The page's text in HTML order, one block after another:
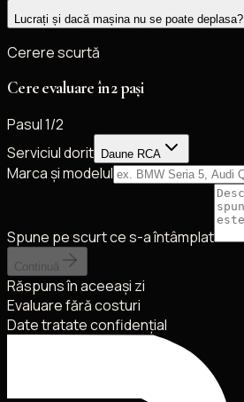
Lucrați și dacă mașina nu se poate deplasa?
Cerere scurtă
Cere evaluare în 2 pași
Pasul1/2
Serviciul dorit
Daune RCA
Marca și modelul
Spune pe scurt ce s-a întâmplat
Continuă
Răspuns în aceeași zi
Evaluare fără costuri
Date tratate confidențial